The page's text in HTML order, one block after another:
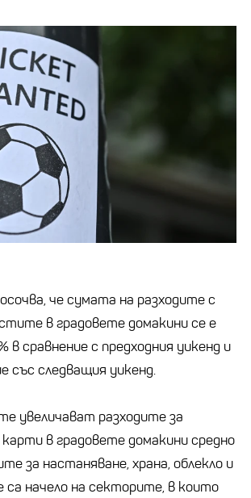
че сумата на разходите с
в градовете домакини се е
в сравнение с предходния уикенд и
със следващия уикенд.
увеличават разходите за
в градовете домакини средно
за настаняване, храна, облекло и
са начело на секторите, в които